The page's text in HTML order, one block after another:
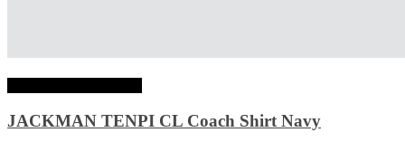
JACKMAN TENPI CL Coach Shirt Navy